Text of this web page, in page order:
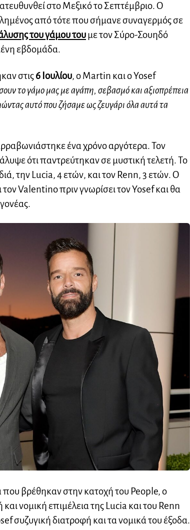
στο Μεξικό το Σεπτέμβριο. Ο
από τότε που σήμανε συναγερμός σε
του γάμου τουμε τον Σύρο-Σουηδό
εβδομάδα.
στις6 Ιουλίου, ο Martin και ο Yosef
το γάμο μας με αγάπη, σεβασμό και αξιοπρέπεια
αυτό που ζήσαμε ως ζευγάρι όλα αυτά τα
ένα χρόνο αργότερα. Τον
ότι παντρεύτηκαν σε μυστική τελετή. Το
την Lucia, 4 ετών, και τον Renn, 3 ετών. Ο
Valentino πριν γνωρίσει τον Yosef και θα
βρέθηκαν στην κατοχή του People, ο
νομική επιμέλεια της Lucia και του Renn
συζυγική διατροφή και τα νομικά του έξοδα.